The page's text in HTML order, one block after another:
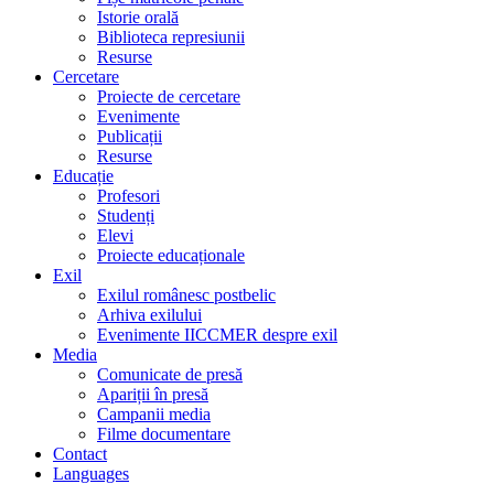
Istorie orală
Biblioteca represiunii
Resurse
Cercetare
Proiecte de cercetare
Evenimente
Publicații
Resurse
Educație
Profesori
Studenți
Elevi
Proiecte educaționale
Exil
Exilul românesc postbelic
Arhiva exilului
Evenimente IICCMER despre exil
Media
Comunicate de presă
Apariții în presă
Campanii media
Filme documentare
Contact
Languages